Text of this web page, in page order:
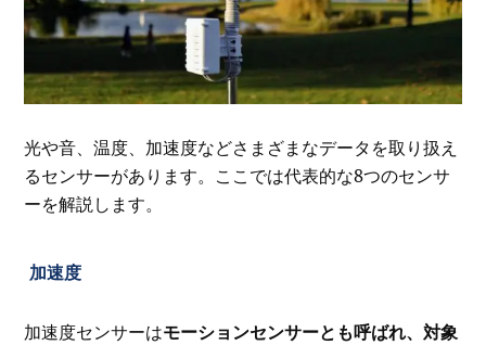
光や音、温度、加速度などさまざまなデータを取り扱え
るセンサーがあります。ここでは代表的な8つのセンサ
ーを解説します。
加速度
加速度センサーはモーションセンサーとも呼ばれ、対象